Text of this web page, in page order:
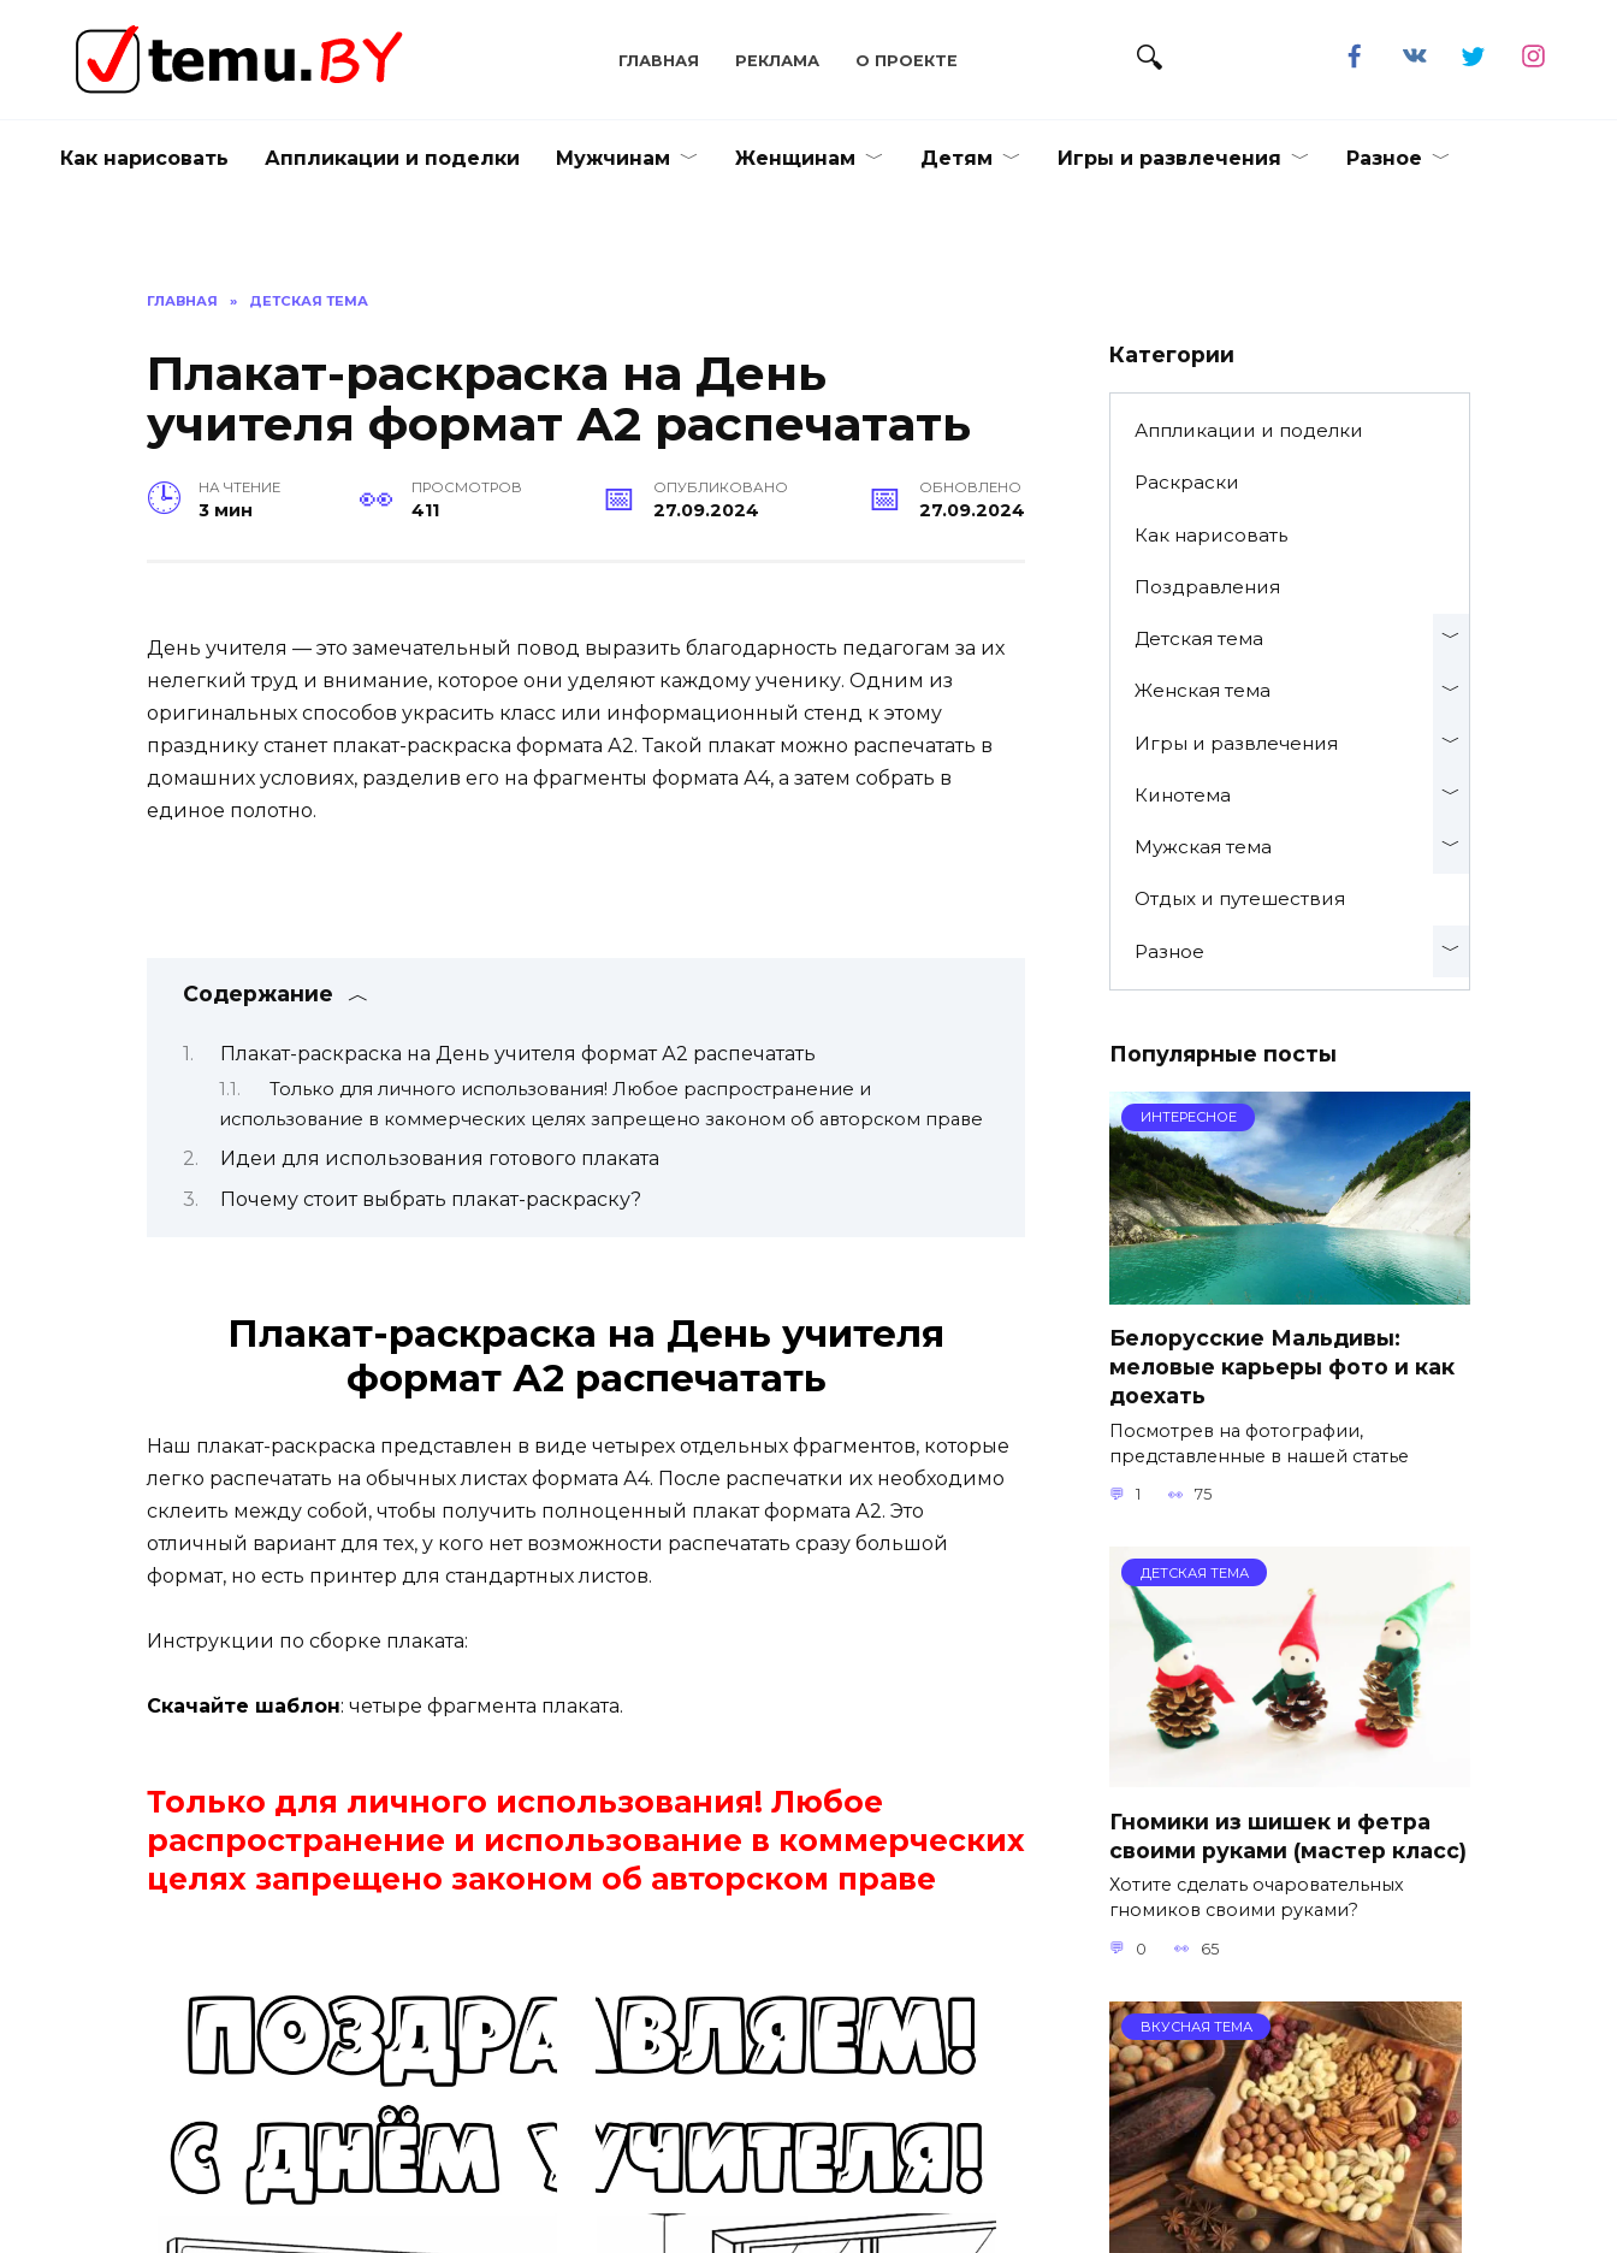
содержанию
ГЛАВНАЯ РЕКЛАМА О ПРОЕКТЕ
Как нарисовать Аппликации и поделки Мужчинам Женщинам Детям Игры и развлечения Разное
ГЛАВНАЯ » ДЕТСКАЯ ТЕМА
Плакат-раскраска на День
учителя формат А2 распечатать
НА ЧТЕНИЕ
3 мин
ПРОСМОТРОВ
411
ОПУБЛИКОВАНО
27.09.2024
ОБНОВЛЕНО
27.09.2024
День учителя — это замечательный повод выразить благодарность педагогам за их
нелегкий труд и внимание, которое они уделяют каждому ученику. Одним из
оригинальных способов украсить класс или информационный стенд к этому
празднику станет плакат-раскраска формата А2. Такой плакат можно распечатать в
домашних условиях, разделив его на фрагменты формата А4, а затем собрать в
единое полотно.
Содержание
Плакат-раскраска на День учителя формат А2 распечатать
Только для личного использования! Любое распространение и
использование в коммерческих целях запрещено законом об авторском праве
Идеи для использования готового плаката
Почему стоит выбрать плакат-раскраску?
Плакат-раскраска на День учителя
формат А2 распечатать
Наш плакат-раскраска представлен в виде четырех отдельных фрагментов, которые
легко распечатать на обычных листах формата А4. После распечатки их необходимо
склеить между собой, чтобы получить полноценный плакат формата А2. Это
отличный вариант для тех, у кого нет возможности распечатать сразу большой
формат, но есть принтер для стандартных листов.
Инструкции по сборке плаката:
Скачайте шаблон: четыре фрагмента плаката.
Только для личного использования! Любое
распространение и использование в коммерческих
целях запрещено законом об авторском праве
Категории
Аппликации и поделки
Раскраски
Как нарисовать
Поздравления
Детская тема
Женская тема
Игры и развлечения
Кинотема
Мужская тема
Отдых и путешествия
Разное
Популярные посты
ИНТЕРЕСНОЕ
Белорусские Мальдивы:
меловые карьеры фото и как
доехать
Посмотрев на фотографии,
представленные в нашей статье
1 75
ДЕТСКАЯ ТЕМА
Гномики из шишек и фетра
своими руками (мастер класс)
Хотите сделать очаровательных
гномиков своими руками?
0 65
ВКУСНАЯ ТЕМА